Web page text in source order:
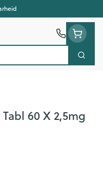
Zoek
60 X 2,5mg